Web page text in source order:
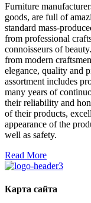
Furniture
goods, are full of
standard mass-
from professional
connoisseurs of
from modern
elegance, quality and
assortment includes
many years of
their reliability and
of their products,
appearance of the
well as safety.
Read More
Карта сайта